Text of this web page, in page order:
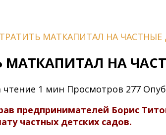
МАТКАПИТАЛ НА ЧАСТНЫЕ
НА
чтение 1 мин Просмотров 277
предпринимателей Борис
частных детских садов.